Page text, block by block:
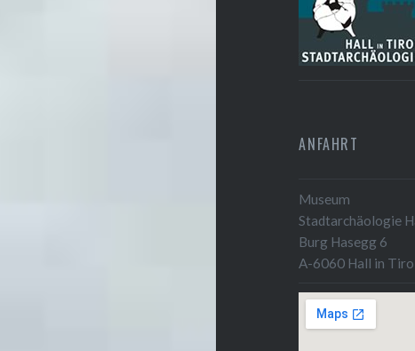
ANFAHRT
Museum
Stadtarchäologie
Burg Hasegg 6
A-6060 Hall in